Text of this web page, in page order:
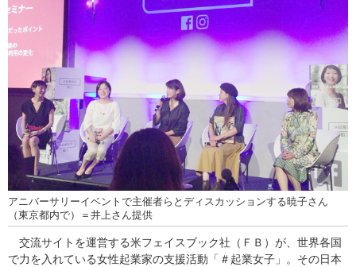
アニバーサリーイベントで主催者らとディスカッションする暁子さん
（東京都内で）＝井上さん提供
交流サイトを運営する米フェイスブック社（ＦＢ）が、世界各国
で力を入れている女性起業家の支援活動「＃起業女子」。その日本